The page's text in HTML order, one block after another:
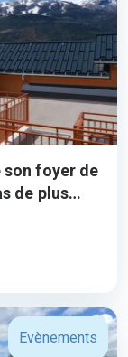
son foyer de
de plus
situation
Evènements